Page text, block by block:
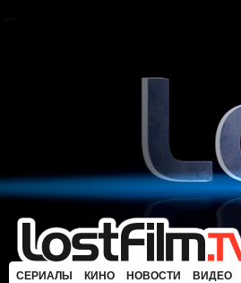
СЕРИАЛЫ КИНО НОВОСТИ ВИДЕО